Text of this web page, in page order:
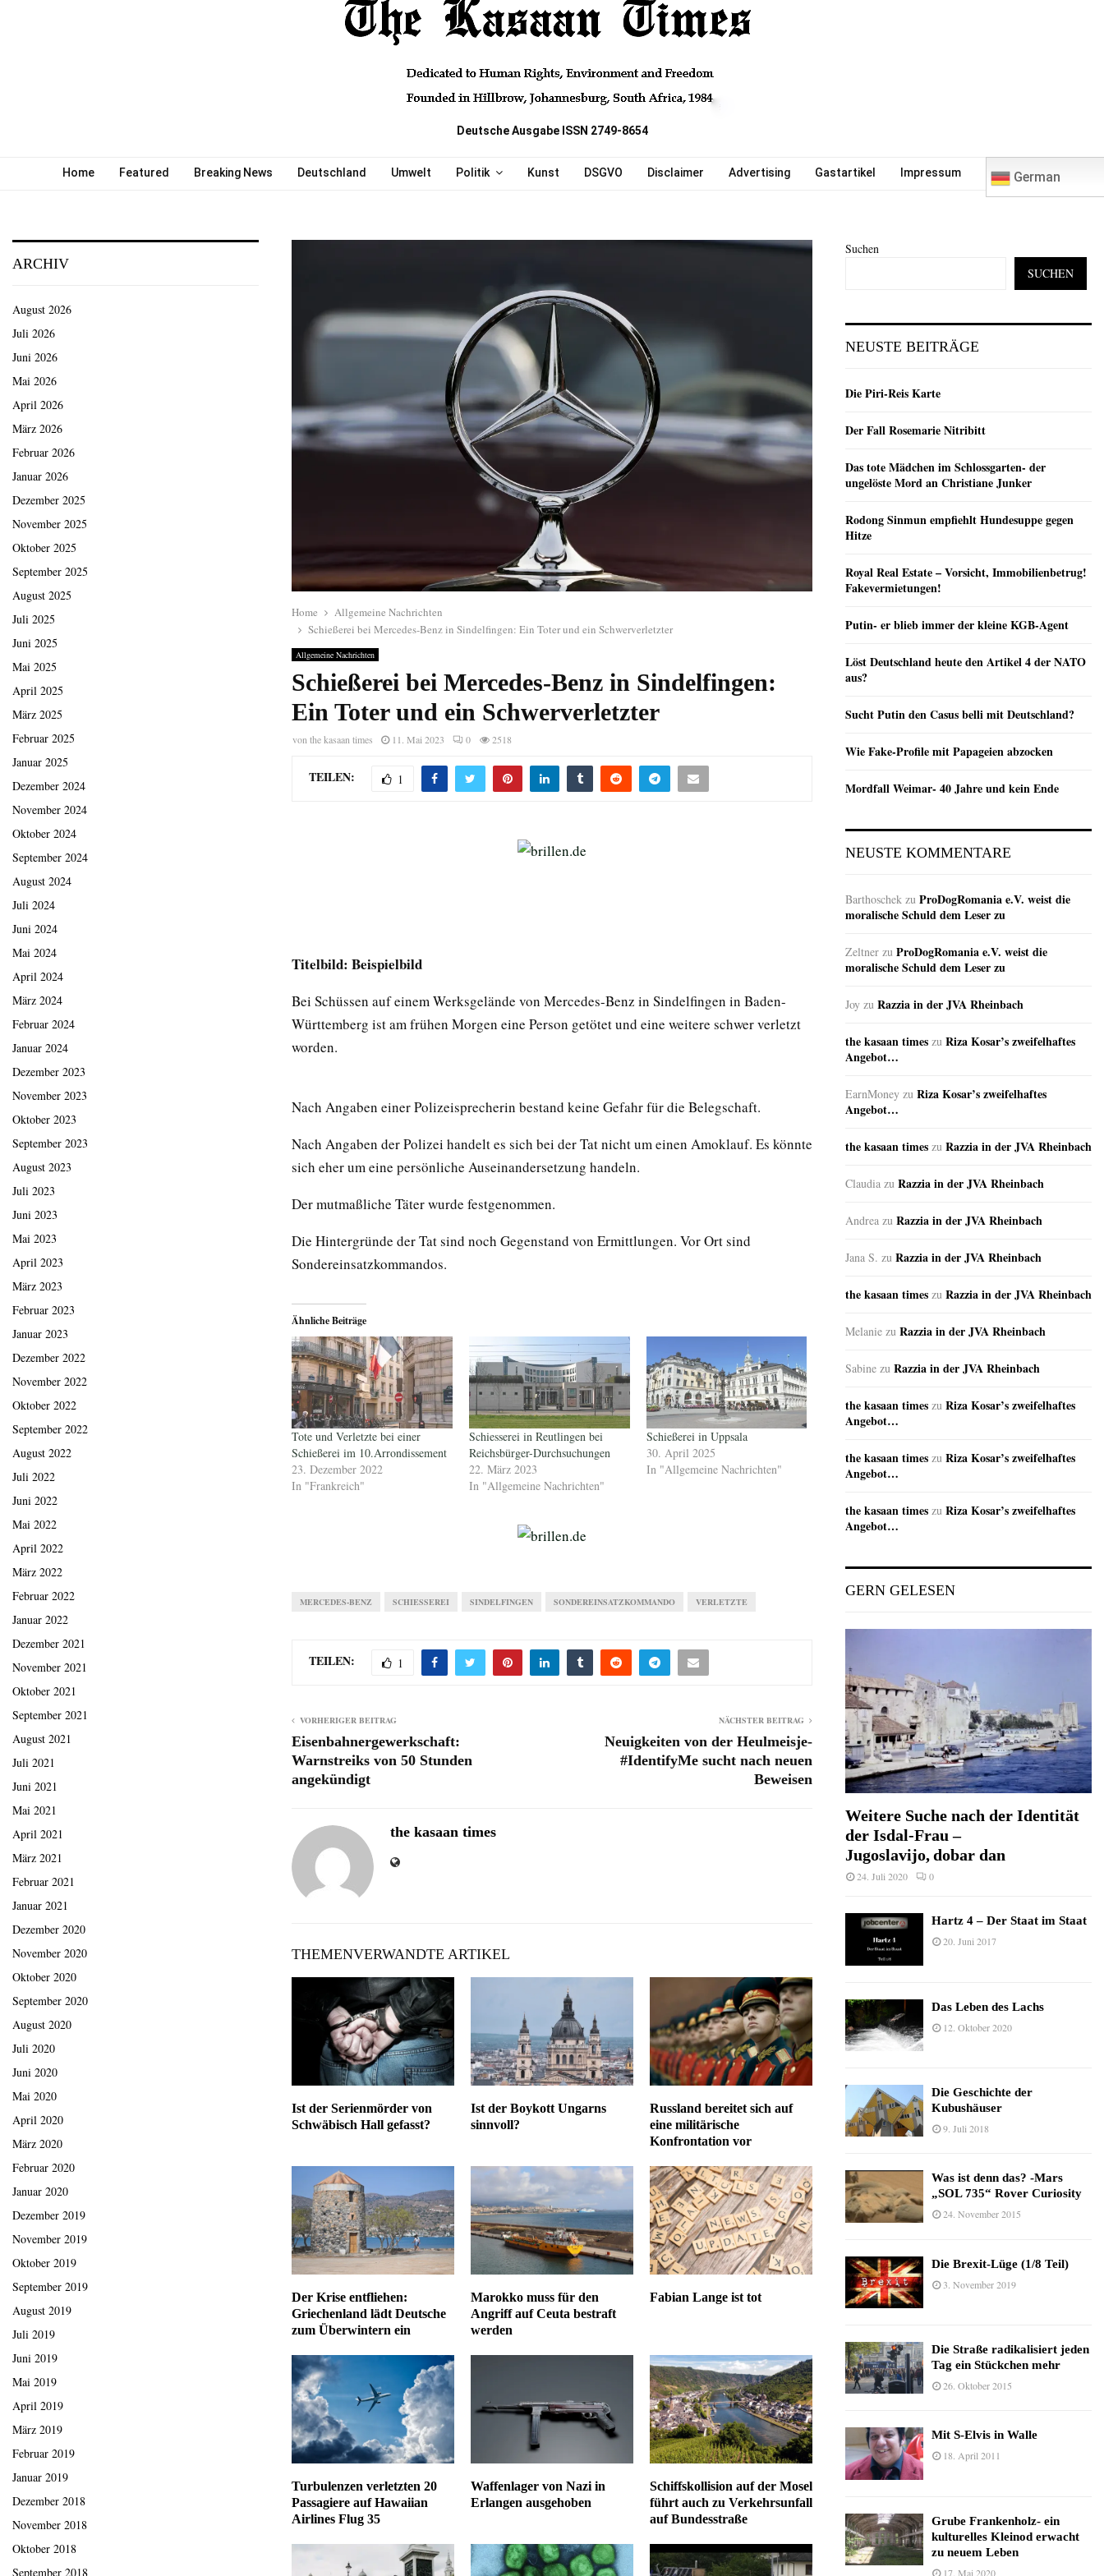
Deutsche Ausgabe ISSN 2749-8654
Home Featured Breaking News Deutschland Umwelt Politik Kunst DSGVO Disclaimer Advertising Gastartikel Impressum German
Home
Allgemeine Nachrichten
Schießerei bei Mercedes-Benz in Sindelfingen: Ein Toter und ein Schwerverletzter
Allgemeine Nachrichten
Schießerei bei Mercedes-Benz in Sindelfingen:
Ein Toter und ein Schwerverletzter
vonthe kasaan times 11. Mai 2023 0 2518
TEILEN: 1
Titelbild: Beispielbild
Bei Schüssen auf einem Werksgelände von Mercedes-Benz in Sindelfingen in Baden-
Württemberg ist am frühen Morgen eine Person getötet und eine weitere schwer verletzt
worden.
Nach Angaben einer Polizeisprecherin bestand keine Gefahr für die Belegschaft.
Nach Angaben der Polizei handelt es sich bei der Tat nicht um einen Amoklauf. Es könnte
sich eher um eine persönliche Auseinandersetzung handeln.
Der mutmaßliche Täter wurde festgenommen.
Die Hintergründe der Tat sind noch Gegenstand von Ermittlungen. Vor Ort sind
Sondereinsatzkommandos.
Ähnliche Beiträge
Tote und Verletzte bei einer
Schießerei im 10.Arrondissement
23. Dezember 2022
In "Frankreich"
Schiesserei in Reutlingen bei
Reichsbürger-Durchsuchungen
22. März 2023
In "Allgemeine Nachrichten"
Schießerei in Uppsala
30. April 2025
In "Allgemeine Nachrichten"
MERCEDES-BENZ SCHIESSEREI SINDELFINGEN SONDEREINSATZKOMMANDO VERLETZTE
TEILEN: 1
VORHERIGER BEITRAG
Eisenbahnergewerkschaft:
Warnstreiks von 50 Stunden
angekündigt
NÄCHSTER BEITRAG
Neuigkeiten von der Heulmeisje-
#IdentifyMe sucht nach neuen
Beweisen
the kasaan times
THEMENVERWANDTE ARTIKEL
Ist der Serienmörder von
Schwäbisch Hall gefasst?
Ist der Boykott Ungarns
sinnvoll?
Russland bereitet sich auf
eine militärische
Konfrontation vor
Der Krise entfliehen:
Griechenland lädt Deutsche
zum Überwintern ein
Marokko muss für den
Angriff auf Ceuta bestraft
werden
Fabian Lange ist tot
Turbulenzen verletzten 20
Passagiere auf Hawaiian
Airlines Flug 35
Waffenlager von Nazi in
Erlangen ausgehoben
Schiffskollision auf der Mosel
führt auch zu Verkehrsunfall
auf Bundesstraße
ARCHIV
August 2026
Juli 2026
Juni 2026
Mai 2026
April 2026
März 2026
Februar 2026
Januar 2026
Dezember 2025
November 2025
Oktober 2025
September 2025
August 2025
Juli 2025
Juni 2025
Mai 2025
April 2025
März 2025
Februar 2025
Januar 2025
Dezember 2024
November 2024
Oktober 2024
September 2024
August 2024
Juli 2024
Juni 2024
Mai 2024
April 2024
März 2024
Februar 2024
Januar 2024
Dezember 2023
November 2023
Oktober 2023
September 2023
August 2023
Juli 2023
Juni 2023
Mai 2023
April 2023
März 2023
Februar 2023
Januar 2023
Dezember 2022
November 2022
Oktober 2022
September 2022
August 2022
Juli 2022
Juni 2022
Mai 2022
April 2022
März 2022
Februar 2022
Januar 2022
Dezember 2021
November 2021
Oktober 2021
September 2021
August 2021
Juli 2021
Juni 2021
Mai 2021
April 2021
März 2021
Februar 2021
Januar 2021
Dezember 2020
November 2020
Oktober 2020
September 2020
August 2020
Juli 2020
Juni 2020
Mai 2020
April 2020
März 2020
Februar 2020
Januar 2020
Dezember 2019
November 2019
Oktober 2019
September 2019
August 2019
Juli 2019
Juni 2019
Mai 2019
April 2019
März 2019
Februar 2019
Januar 2019
Dezember 2018
November 2018
Oktober 2018
September 2018
Suchen
SUCHEN
NEUSTE BEITRÄGE
Die Piri-Reis Karte
Der Fall Rosemarie Nitribitt
Das tote Mädchen im Schlossgarten- der
ungelöste Mord an Christiane Junker
Rodong Sinmun empfiehlt Hundesuppe gegen
Hitze
Royal Real Estate – Vorsicht, Immobilienbetrug!
Fakevermietungen!
Putin- er blieb immer der kleine KGB-Agent
Löst Deutschland heute den Artikel 4 der NATO
aus?
Sucht Putin den Casus belli mit Deutschland?
Wie Fake-Profile mit Papageien abzocken
Mordfall Weimar- 40 Jahre und kein Ende
NEUSTE KOMMENTARE
Barthoschek zu ProDogRomania e.V. weist die
moralische Schuld dem Leser zu
Zeltner zu ProDogRomania e.V. weist die
moralische Schuld dem Leser zu
Joy zu Razzia in der JVA Rheinbach
the kasaan times zu Riza Kosar’s zweifelhaftes
Angebot…
EarnMoney zu Riza Kosar’s zweifelhaftes
Angebot…
the kasaan times zu Razzia in der JVA Rheinbach
Claudia zu Razzia in der JVA Rheinbach
Andrea zu Razzia in der JVA Rheinbach
Jana S. zu Razzia in der JVA Rheinbach
the kasaan times zu Razzia in der JVA Rheinbach
Melanie zu Razzia in der JVA Rheinbach
Sabine zu Razzia in der JVA Rheinbach
the kasaan times zu Riza Kosar’s zweifelhaftes
Angebot…
the kasaan times zu Riza Kosar’s zweifelhaftes
Angebot…
the kasaan times zu Riza Kosar’s zweifelhaftes
Angebot…
GERN GELESEN
Weitere Suche nach der Identität
der Isdal-Frau –
Jugoslavijo, dobar dan
24. Juli 2020 0
Hartz 4 – Der Staat im Staat
20. Juni 2017
Das Leben des Lachs
12. Oktober 2020
Die Geschichte der
Kubushäuser
9. Juli 2018
Was ist denn das? -Mars
„SOL 735“ Rover Curiosity
24. November 2015
Die Brexit-Lüge (1/8 Teil)
3. November 2019
Die Straße radikalisiert jeden
Tag ein Stückchen mehr
26. Oktober 2015
Mit S-Elvis in Walle
18. April 2011
Grube Frankenholz- ein
kulturelles Kleinod erwacht
zu neuem Leben
17. Mai 2020